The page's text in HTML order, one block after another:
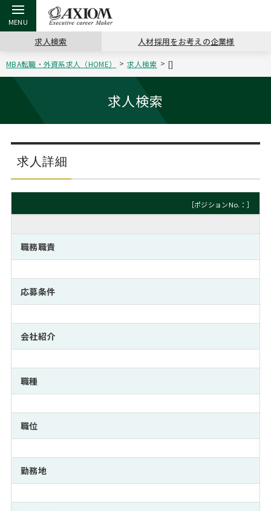
戻る
アクシアムの特長
コンサ
サービス案内 キャリ
コンサルタントの紹介
戻る
キャリア支援 TOP
キャリアデザイン講座
（最新求人市場動向）
MBAの
おわり
ステージ別アドバイス
MBA留学生数の推移
日本か
インターン受入企業一覧
MBAを生かす求人特集
年齢と年収の相関図
戻る
転職ツール TOP
英文レジュメの書き方 パワー
職務経歴書の書き方
よくある面接Q&A集
外資系／面接攻略のコツ
戻る
転職コラム TOP
“展”職相談室
転職市場の明日をよめ
転職成功への4つの鍵
キャリアに効く一冊
注目企業インタビュー
戻る
イベント・セミナー TOP
ジョブフェア
キャリアデザインセミナー
キャリアフォーラム
プロ経営者の特別セミナー
Career Talk Live
MBA NETWORKING
戻る
会社概要 TOP
沿革
主なクライアント
採用情報
パブリシティ
ニュースリリース
求人検索 人材採用をお考えの企業様
MBA転職・外資系求人（HOME） 求人検索 []
求人検索
求人詳細
［ポジションNo.：］
職務職責
応募条件
会社紹介
職種
職位
勤務地